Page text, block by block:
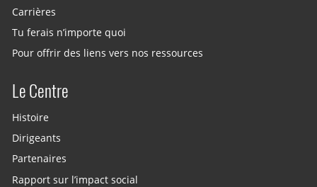
Carrières
Tu ferais n’importe quoi
Pour offrir des liens vers nos ressources
Le Centre
Histoire
Dirigeants
Partenaires
Rapport sur l’impact social